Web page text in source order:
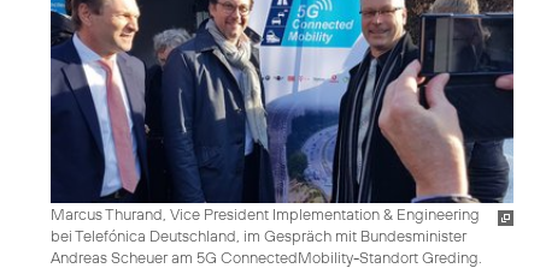
Marcus Thurand, Vice President Implementation & Engineering
bei Telefónica Deutschland, im Gespräch mit Bundesminister
Andreas Scheuer am 5G ConnectedMobility-Standort Greding.